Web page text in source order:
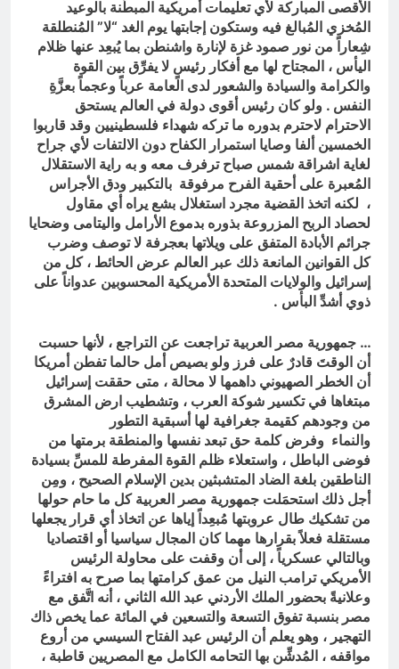
الأقصى المباركة لأي تعليمات أمريكية المبطَّنة بالوعيد
المُخزي المُبالغ فيه وستكون إجابتها يوم الغد “لا” المُنطلقة
شِعاراً من نور صمود غزة لإنارة واشنطن بما يُبعِد عنها ظلام
اليأس ، المجتاح لها مع أفكار رئيسٍ لا يفرِّق بين القوة
والكرامة والسيادة والشعور لدى العامة عرباً وعجماً بعزَّةِ
النفس . ولو كان رئيس أقوى دولة في العالم يستحق
الاحترام لاحترم بدوره ما تركه شهداء فلسطينيين وقد قاربوا
الخمسين ألفا وصايا استمرار الكفاح دون الالتفات لأي جراح
لغاية اشراقة شمس صباح ترفرف معه و به راية الاستقلال
المُعبرة على أحقية الفرح مرفوقة بالتكبير ودق الأجراس
، لكنه اتخذ القضية مجرد استغلال بشع يراه أي مقاول
لحصاد الربح المزروعة بذوره بدموع الأرامل واليتامى وضحايا
جرائم الأبادة المتفق على ويلاتها بعجرفة لا توصف وضرب
كل القوانين المانعة ذلك عبر العالم عرض الحائط ، كل من
إسرائيل والولايات المتحدة الأمريكية المحسوبين عدواناً على
ذوي أشدِّ البأس .
… جمهورية مصر العربية تراجعت عن التراجع ، لأنها حسبت
أن الوقتَ قادرٌ على فرز ولو بصيص أمل حالما تفطن أمريكا
أن الخطر الصهيوني داهمها لا محالة ، متى حققت إسرائيل
مبتغاها في تكسير شوكة العرب ، وتشطيب ارض المشرق
من وجودهم كقيمة جغرافية لها أسبقية التطور
والنماء وفرض كلمة حق تبعد نفسها والمنطقة برمتها من
فوضى الباطل ، واستعلاء ظلم القوة المفرطة للمسِّ بسيادة
الناطقين بلغة الضاد المتشبثين بدين الإسلام الصحيح ، ومِن
أجل ذلك استحمَلت جمهورية مصر العربية كل ما حام حولها
من تشكيك طال عروبتها مُبعِداً إياها عن اتخاذ أي قرار يجعلها
مستقلة فعلاً بقرارها مهما كان المجال سياسيا أو اقتصاديا
وبالتالي عسكرياً ، إلى أن وقفت على محاولة الرئيس
الأمريكي ترامب النيل من عمق كرامتها بما صرح به افتراءً
وعلانيةً بحضور الملك الأردني عبد الله الثاني ، أنه اتَّفق مع
مصر بنسبة تفوق التسعة والتسعين في المائة عما يخص ذاك
التهجير ، وهو يعلم أن الرئيس عبد الفتاح السيسي من أروع
مواقفه ، المُدشِّن بها التحامه الكامل مع المصريين قاطبة ،